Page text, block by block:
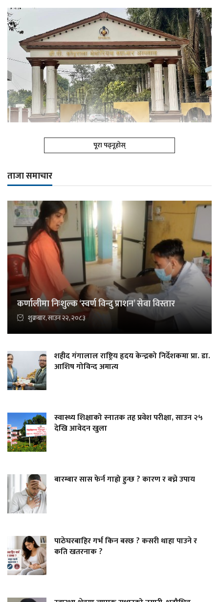
पूरा पढ्नूहोस्
ताजा समाचार
कर्णालीमा निःशुल्क ‘स्वर्ण विन्दु प्राशन’ सेवा विस्तार
शुक्रबार, साउन २२, २०८३
शहीद गंगालाल राष्ट्रिय हृदय केन्द्रको निर्देशकमा प्रा. डा.
आशिष गोविन्द अमात्य
स्वास्थ्य शिक्षाको स्नातक तह प्रवेश परीक्षा, साउन २५
देखि आवेदन खुला
बारम्बार सास फेर्न गाह्रो हुन्छ ? कारण र बच्ने उपाय
पाठेघरबाहिर गर्भ किन बस्छ ? कसरी थाहा पाउने र
कति खतरनाक ?